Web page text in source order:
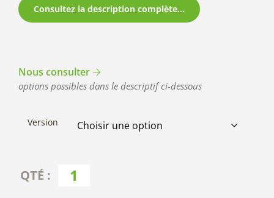
Consultez la description complète...
Nous consulter
options possibles dans le descriptif ci-dessous
Version